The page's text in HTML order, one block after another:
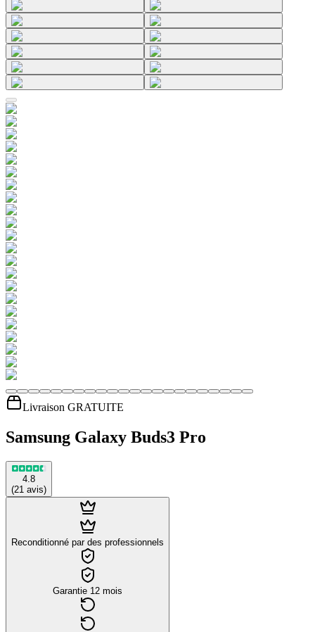
Livraison GRATUITE
Samsung Galaxy Buds3 Pro
4.8
(21 avis)
Reconditionné par des professionnels
Garantie 12 mois